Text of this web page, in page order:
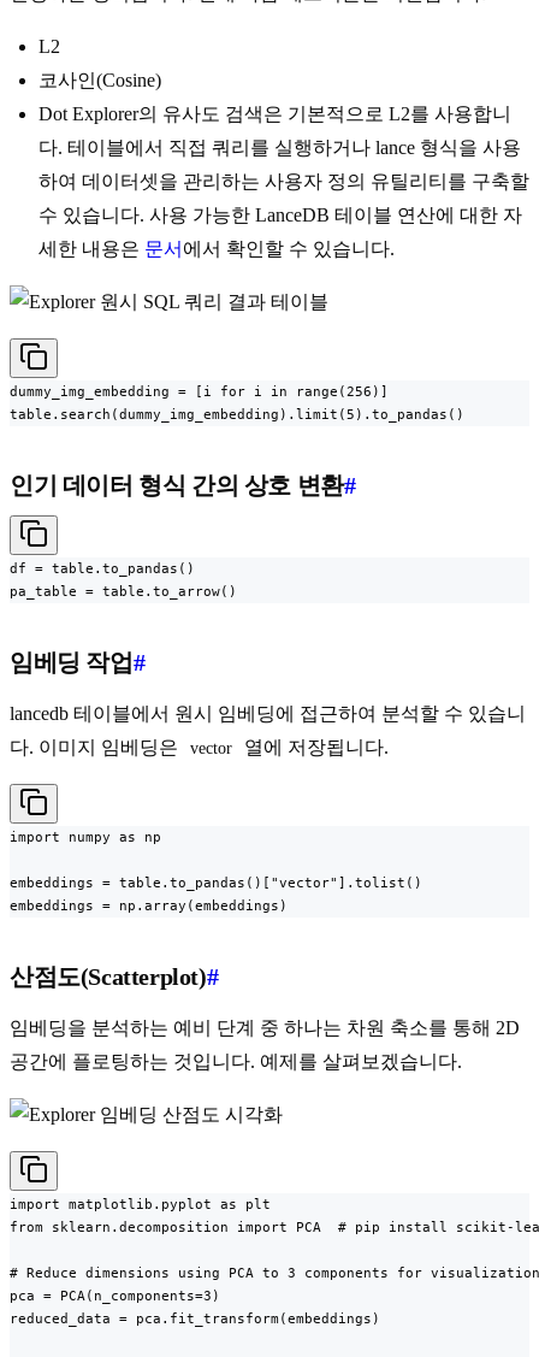
L2
코사인(Cosine)
Dot Explorer의 유사도 검색은 기본적으로 L2를 사용합니
다. 테이블에서 직접 쿼리를 실행하거나 lance 형식을 사용
하여 데이터셋을 관리하는 사용자 정의 유틸리티를 구축할
수 있습니다. 사용 가능한 LanceDB 테이블 연산에 대한 자
세한 내용은 문서 에서 확인할 수 있습니다.
dummy_img_embedding = [i for i in range(256)]
table.search(dummy_img_embedding).limit(5).to_pandas()
인기 데이터 형식 간의 상호 변환#
df = table.to_pandas()
pa_table = table.to_arrow()
임베딩 작업#
lancedb 테이블에서 원시 임베딩에 접근하여 분석할 수 있습니
다. 이미지 임베딩은
vector 열에 저장됩니다.
import numpy as np
embeddings = table.to_pandas()["vector"].tolist()
embeddings = np.array(embeddings)
산점도(Scatterplot)#
임베딩을 분석하는 예비 단계 중 하나는 차원 축소를 통해 2D
공간에 플로팅하는 것입니다. 예제를 살펴보겠습니다.
import matplotlib.pyplot as plt
from sklearn.decomposition import PCA  # pip install scikit-
# Reduce dimensions using PCA to 3 components for
pca = PCA(n_components=3)
reduced_data = pca.fit_transform(embeddings)